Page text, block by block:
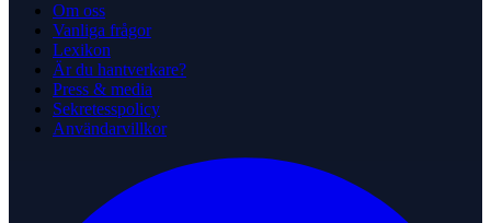
Om oss
Vanliga frågor
Lexikon
Är du hantverkare?
Press & media
Sekretesspolicy
Användarvillkor